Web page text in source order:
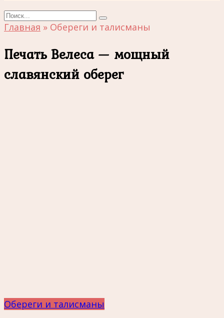
Search
for:
Главная » Обереги и талисманы
Печать Велеса — мощный
славянский оберег
Обереги и талисманы